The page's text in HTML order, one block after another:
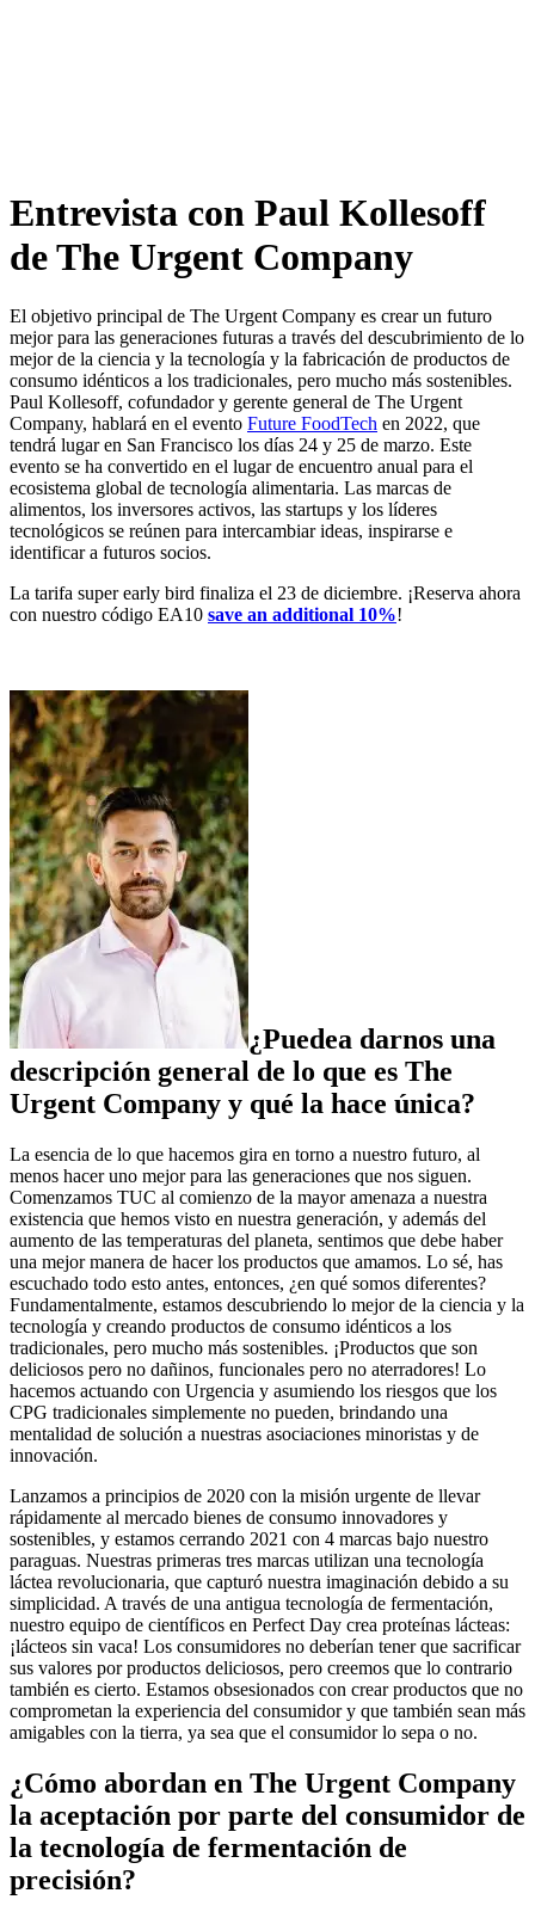
Entrevista con Paul Kollesoff
de The Urgent Company
El objetivo principal de The Urgent Company es crear un futuro
mejor para las generaciones futuras a través del descubrimiento de lo
mejor de la ciencia y la tecnología y la fabricación de productos de
consumo idénticos a los tradicionales, pero mucho más sostenibles.
Paul Kollesoff, cofundador y gerente general de The Urgent
Company, hablará en el evento Future FoodTech en 2022, que
tendrá lugar en San Francisco los días 24 y 25 de marzo. Este
evento se ha convertido en el lugar de encuentro anual para el
ecosistema global de tecnología alimentaria. Las marcas de
alimentos, los inversores activos, las startups y los líderes
tecnológicos se reúnen para intercambiar ideas, inspirarse e
identificar a futuros socios.
La tarifa super early bird finaliza el 23 de diciembre. ¡Reserva ahora
con nuestro código EA10 save an additional 10%!
¿Puedea darnos una
descripción general de lo que es The
Urgent Company y qué la hace única?
La esencia de lo que hacemos gira en torno a nuestro futuro, al
menos hacer uno mejor para las generaciones que nos siguen.
Comenzamos TUC al comienzo de la mayor amenaza a nuestra
existencia que hemos visto en nuestra generación, y además del
aumento de las temperaturas del planeta, sentimos que debe haber
una mejor manera de hacer los productos que amamos. Lo sé, has
escuchado todo esto antes, entonces, ¿en qué somos diferentes?
Fundamentalmente, estamos descubriendo lo mejor de la ciencia y la
tecnología y creando productos de consumo idénticos a los
tradicionales, pero mucho más sostenibles. ¡Productos que son
deliciosos pero no dañinos, funcionales pero no aterradores! Lo
hacemos actuando con Urgencia y asumiendo los riesgos que los
CPG tradicionales simplemente no pueden, brindando una
mentalidad de solución a nuestras asociaciones minoristas y de
innovación.
Lanzamos a principios de 2020 con la misión urgente de llevar
rápidamente al mercado bienes de consumo innovadores y
sostenibles, y estamos cerrando 2021 con 4 marcas bajo nuestro
paraguas. Nuestras primeras tres marcas utilizan una tecnología
láctea revolucionaria, que capturó nuestra imaginación debido a su
simplicidad. A través de una antigua tecnología de fermentación,
nuestro equipo de científicos en Perfect Day crea proteínas lácteas:
¡lácteos sin vaca! Los consumidores no deberían tener que sacrificar
sus valores por productos deliciosos, pero creemos que lo contrario
también es cierto. Estamos obsesionados con crear productos que no
comprometan la experiencia del consumidor y que también sean más
amigables con la tierra, ya sea que el consumidor lo sepa o no.
¿Cómo abordan en The Urgent Company
la aceptación por parte del consumidor de
la tecnología de fermentación de
precisión?